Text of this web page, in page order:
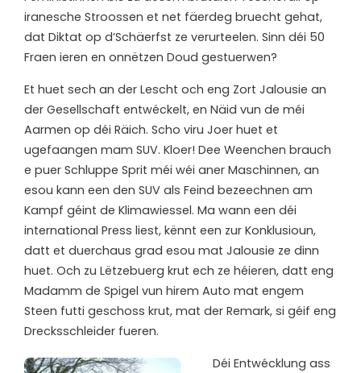
iranesche Stroossen et net fäerdeg bruecht gehat,
dat Diktat op d’Schäerfst ze verurteelen. Sinn déi 50
Fraen ieren en onnëtzen Doud gestuerwen?
Et huet sech an der Lescht och eng Zort Jalousie an
der Gesellschaft entwéckelt, en Näid vun de méi
Aarmen op déi Räich. Scho viru Joer huet et
ugefaangen mam SUV. Kloer! Dee Weenchen brauch
e puer Schluppe Sprit méi wéi aner Maschinnen, an
esou kann een den SUV als Feind bezeechnen am
Kampf géint de Klimawiessel. Ma wann een déi
international Press liest, kënnt een zur Konklusioun,
datt et duerchaus grad esou mat Jalousie ze dinn
huet. Och zu Lëtzebuerg krut ech ze héieren, datt eng
Madamm de Spigel vun hirem Auto mat engem
Steen futti geschoss krut, mat der Remark, si géif eng
Drecksschleider fueren.
Déi Entwécklung ass